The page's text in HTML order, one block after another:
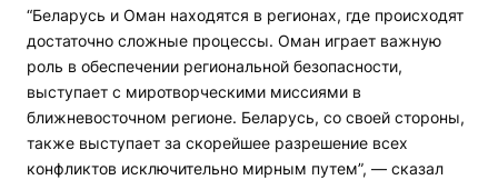
“Беларусь и Оман находятся в регионах, где происходят
достаточно сложные процессы. Оман играет важную
роль в обеспечении региональной безопасности,
выступает с миротворческими миссиями в
ближневосточном регионе. Беларусь, со своей стороны,
также выступает за скорейшее разрешение всех
конфликтов исключительно мирным путем”, — сказал